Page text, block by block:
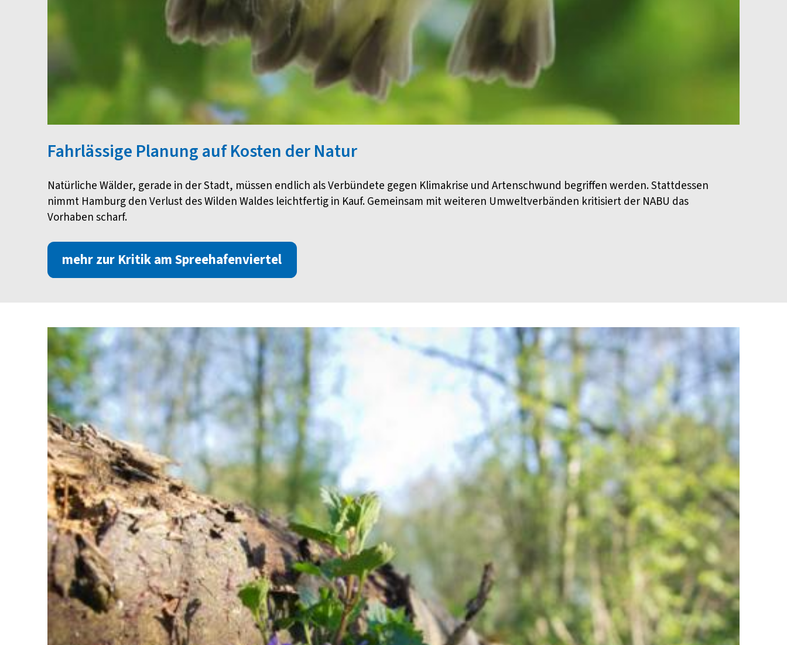
Fahrlässige Planung auf Kosten der Natur
Natürliche Wälder, gerade in der Stadt, müssen endlich als Verbündete gegen Klimakrise und Artenschwund begriffen werden. Stattdessen
nimmt Hamburg den Verlust des Wilden Waldes leichtfertig in Kauf. Gemeinsam mit weiteren Umweltverbänden kritisiert der NABU das
Vorhaben scharf.
mehr zur Kritik am Spreehafenviertel